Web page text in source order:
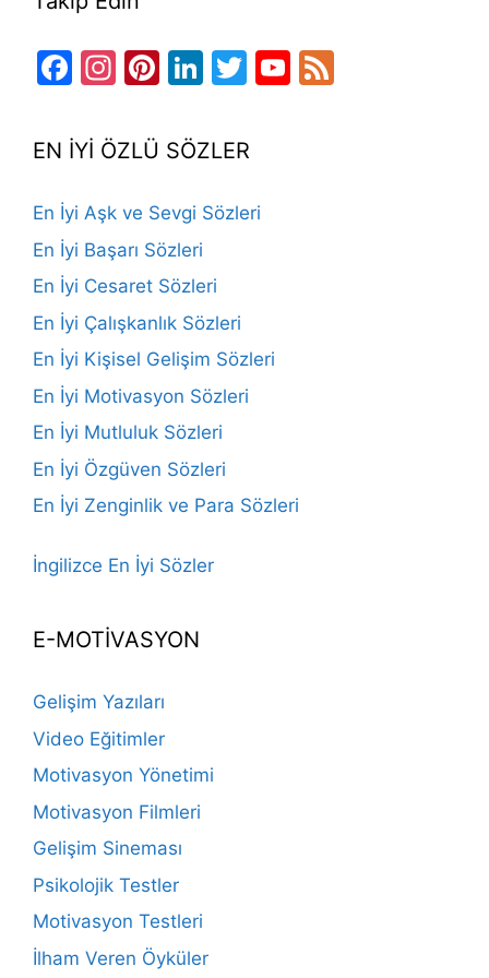
Facebook
Instagram
Pinterest
LinkedIn
TwitterYouTube
EN İYİ ÖZLÜ SÖZLER
En İyi Aşk ve Sevgi Sözleri
En İyi Başarı Sözleri
En İyi Cesaret Sözleri
En İyi Çalışkanlık Sözleri
En İyi Kişisel Gelişim Sözleri
En İyi Motivasyon Sözleri
En İyi Mutluluk Sözleri
En İyi Özgüven Sözleri
En İyi Zenginlik ve Para Sözleri
İngilizce En İyi Sözler
E-MOTİVASYON
Gelişim Yazıları
Video Eğitimler
Motivasyon Yönetimi
Motivasyon Filmleri
Gelişim Sineması
Psikolojik Testler
Motivasyon Testleri
İlham Veren Öyküler